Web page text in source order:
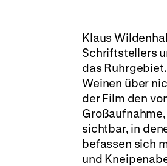
Klaus
Schriftstellers
das
Weinen über
der Film den
sichtbar, in
befassen sich
und